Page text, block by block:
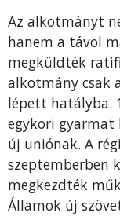
Az alkotmányt
hanem a távol
megküldték
alkotmány csak
lépett hatályba.
egykori
új uniónak. A
szeptemberben
megkezdték
Államok új